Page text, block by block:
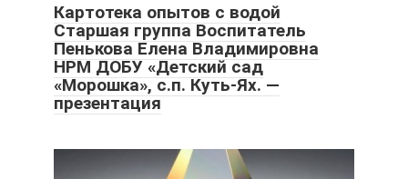
Картотека опытов с водой
Старшая группа Воспитатель
Пенькова Елена Владимировна
НРМ ДОБУ «Детский сад
«Морошка», с.п. Куть-Ях. —
презентация